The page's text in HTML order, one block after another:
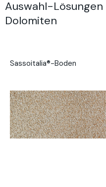
Auswahl-
Dolomiten
Sassoitalia®-Boden